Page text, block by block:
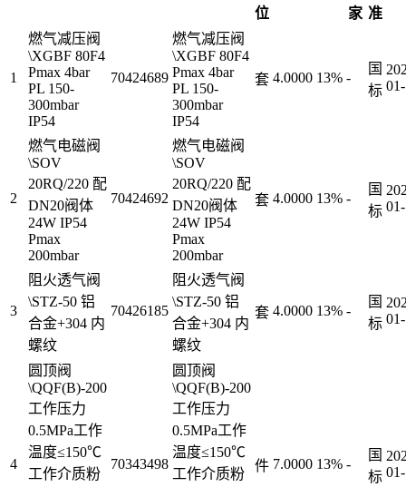
位
家 准
1
燃气减压阀
\XGBF 80F4
Pmax 4bar
PL 150-
300mbar
IP54
70424689
燃气减压阀
\XGBF 80F4
Pmax 4bar
PL 150-
300mbar
IP54
套 4.0000 13% -
国
标
2
燃气电磁阀
\SOV
20RQ/220 配
DN20阀体
24W IP54
Pmax
200mbar
70424692
燃气电磁阀
\SOV
20RQ/220 配
DN20阀体
24W IP54
Pmax
200mbar
套 4.0000 13% -
国
标
3
阻火透气阀
\STZ-50 铝
合金+304 内
螺纹
70426185
阻火透气阀
\STZ-50 铝
合金+304 内
螺纹
套 4.0000 13% -
国
标
4
圆顶阀
\QQF(B)-200
工作压力
0.5MPa工作
温度≤150℃
工作介质粉
70343498
圆顶阀
\QQF(B)-200
工作压力
0.5MPa工作
温度≤150℃
工作介质粉
件 7.0000 13% -
国
标